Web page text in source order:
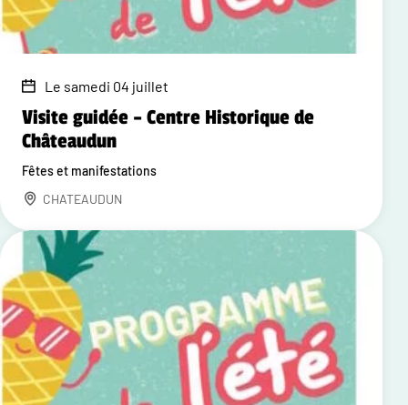
Le samedi 04 juillet
Visite guidée – Centre Historique de
Châteaudun
Fêtes et manifestations
CHATEAUDUN